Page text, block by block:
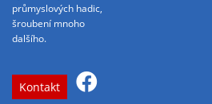
průmyslových hadic,
šroubení mnoho
dalšího.
Kontakt